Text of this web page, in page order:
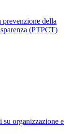
prevenzione della
(PTPCT)
organizzazione e